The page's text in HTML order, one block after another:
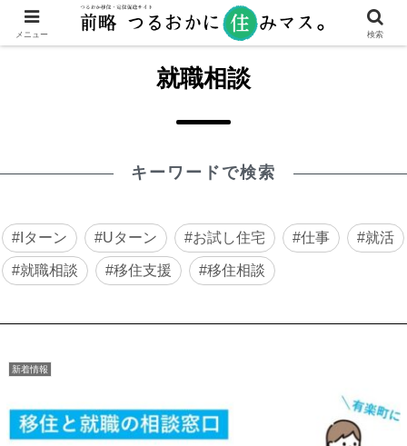
就職相談
キーワードで検索
Iターン Uターン お試し住宅 仕事 就活
就職相談 移住支援 移住相談
新着情報
メニュー 検索